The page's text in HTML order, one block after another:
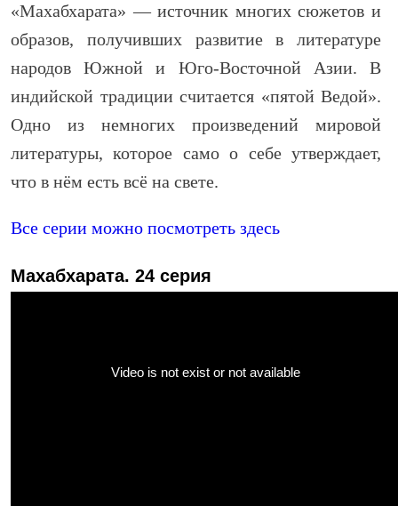
«Махабхарата» — источник многих сюжетов и
образов, получивших развитие в литературе
народов Южной и Юго-Восточной Азии. В
индийской традиции считается «пятой Ведой».
Одно из немногих произведений мировой
литературы, которое само о себе утверждает,
что в нём есть всё на свете.
Все серии можно посмотреть здесь
Махабхарата. 24 серия